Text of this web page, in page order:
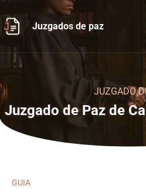
al
contenido
Juzgados de paz
JUZGADO
Juzgado de Paz de
GUIA